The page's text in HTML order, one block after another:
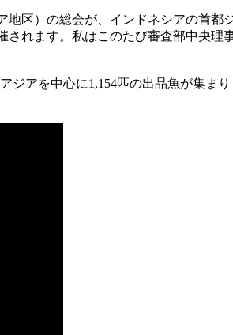
区）の総会が、インドネシアの首
れます。私はこのたび審査部中央
ジアを中心に1,154匹の出品魚が集ま